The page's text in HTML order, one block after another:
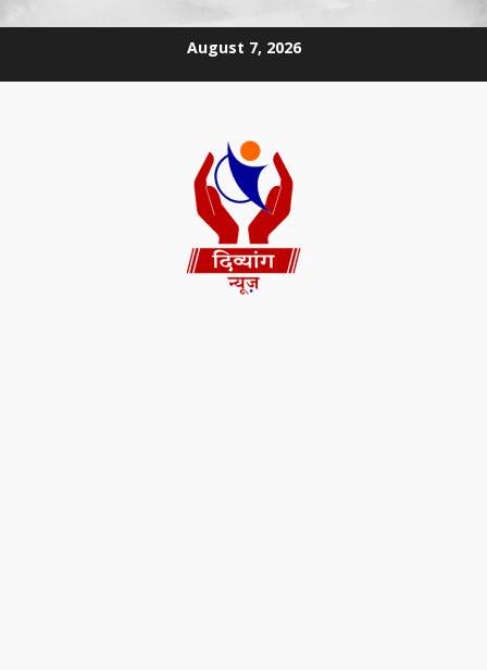
August 7, 2026